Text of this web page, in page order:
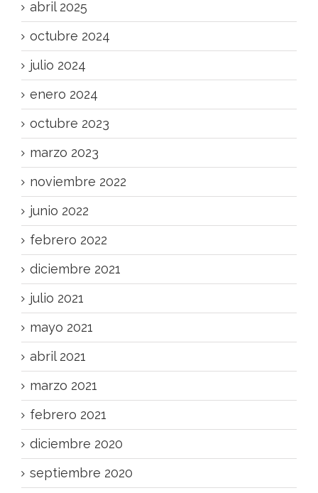
abril 2025
octubre 2024
julio 2024
enero 2024
octubre 2023
marzo 2023
noviembre 2022
junio 2022
febrero 2022
diciembre 2021
julio 2021
mayo 2021
abril 2021
marzo 2021
febrero 2021
diciembre 2020
septiembre 2020